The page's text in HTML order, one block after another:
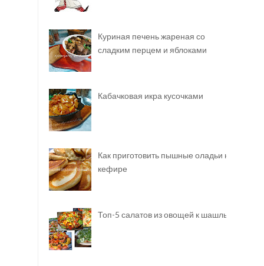
Куриная печень жареная со
сладким перцем и яблоками
Кабачковая икра кусочками
Как приготовить пышные оладьи на
кефире
Топ-5 салатов из овощей к шашлыку